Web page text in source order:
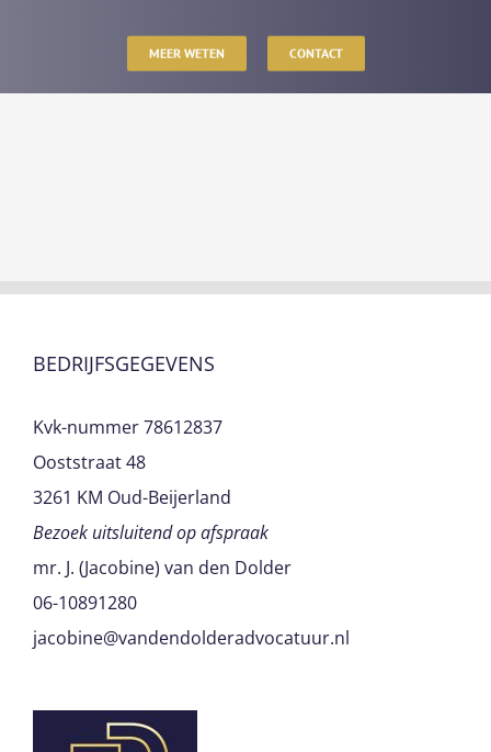
MEER WETEN CONTACT
BEDRIJFSGEGEVENS
Kvk-nummer 78612837
Ooststraat 48
3261 KM Oud-Beijerland
Bezoek uitsluitend op afspraak
mr. J. (Jacobine) van den Dolder
06-10891280
jacobine@vandendolderadvocatuur.nl